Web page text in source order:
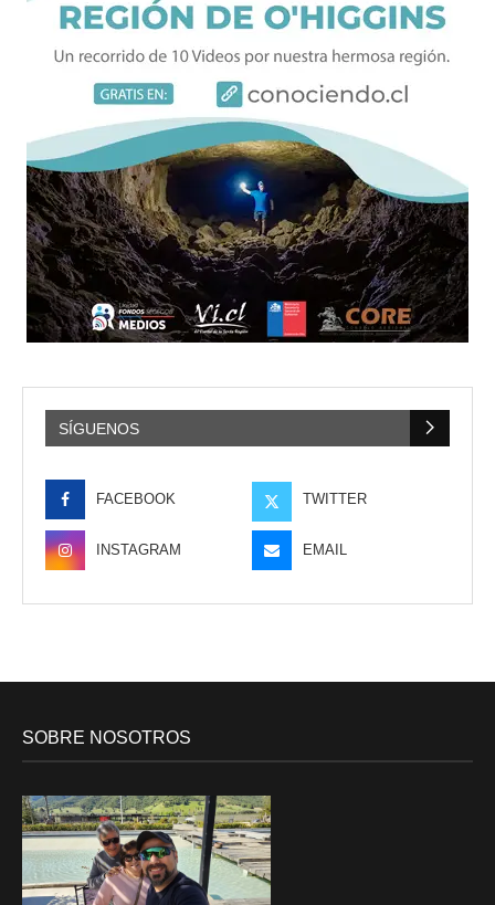
SÍGUENOS
FACEBOOK TWITTER
INSTAGRAM EMAIL
SOBRE NOSOTROS